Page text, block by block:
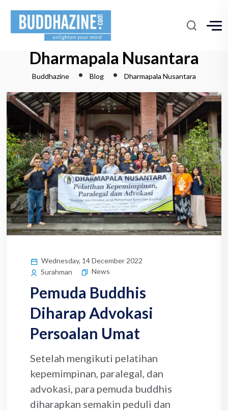
Dharmapala Nusantara
Buddhazine Blog Dharmapala Nusantara
Wednesday, 14 December 2022
Surahman
News
Pemuda Buddhis
Diharap Advokasi
Persoalan Umat
Setelah mengikuti pelatihan
kepemimpinan, paralegal, dan
advokasi, para pemuda buddhis
diharapkan semakin peduli dan